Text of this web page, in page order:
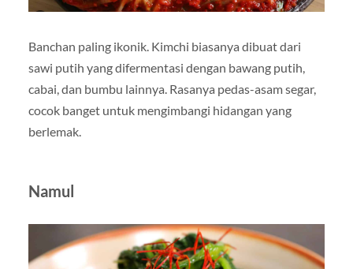
Banchan paling ikonik. Kimchi biasanya dibuat dari
sawi putih yang difermentasi dengan bawang putih,
cabai, dan bumbu lainnya. Rasanya pedas-asam segar,
cocok banget untuk mengimbangi hidangan yang
berlemak.
Namul